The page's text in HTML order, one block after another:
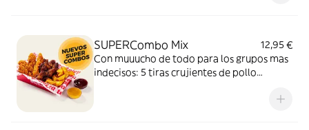
SUPERCombo Mix
12,95 €
Con muuucho de todo para los grupos mas
indecisos: 5 tiras crujientes de pollo
acompañadas con salsa barbacoa y miel y